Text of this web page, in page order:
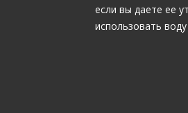
если вы даете ее
использовать